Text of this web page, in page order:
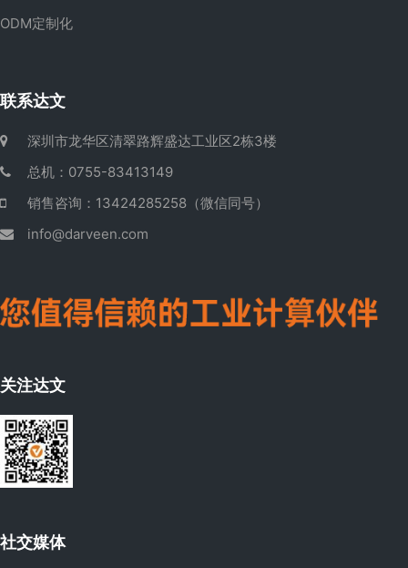
ODM定制化
联系达文
深圳市龙华区清翠路辉盛达工业区2栋3楼
总机：0755-83413149
销售咨询：13424285258（微信同号）
info@darveen.com
关注达文
社交媒体